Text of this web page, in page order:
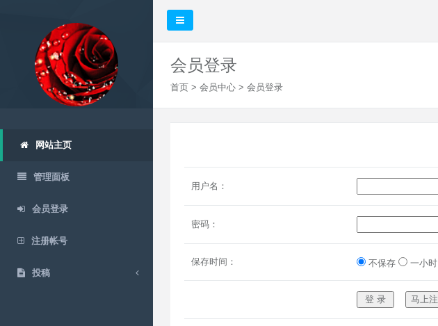
网站主页
管理面板
会员登录
注册帐号
投稿
会员登录
首页 > 会员中心 > 会员登录
用户名：
密码：
保存时间： 不保存 一小时